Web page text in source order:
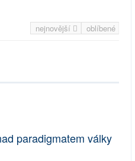
nejnovější oblíbené
paradigmatem války